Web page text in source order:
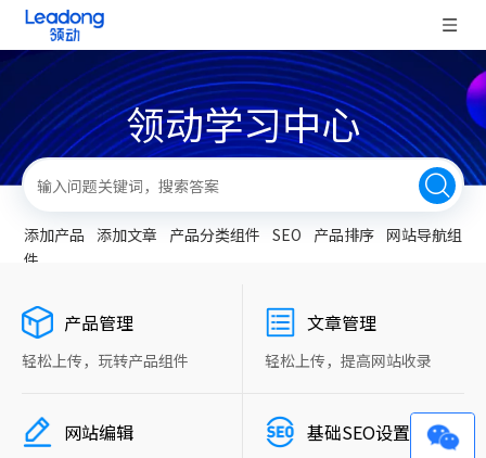
领动学习中心
添加产品 添加文章 产品分类组件 SEO 产品排序 网站导航组
件
产品管理
轻松上传，玩转产品组件
文章管理
轻松上传，提高网站收录
网站编辑 基础SEO设置 微信